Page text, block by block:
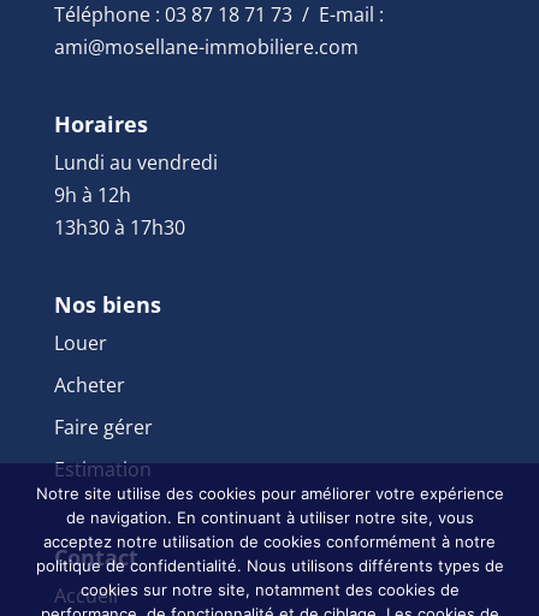
Téléphone : 03 87 18 71 73 / E-mail :
ami@mosellane-immobiliere.com
Horaires
Lundi au vendredi
9h à 12h
13h30 à 17h30
Nos biens
Louer
Acheter
Faire gérer
Estimation
Contact
Accueil
Notre site utilise des cookies pour améliorer votre expérience
de navigation. En continuant à utiliser notre site, vous
acceptez notre utilisation de cookies conformément à notre
politique de confidentialité. Nous utilisons différents types de
cookies sur notre site, notamment des cookies de